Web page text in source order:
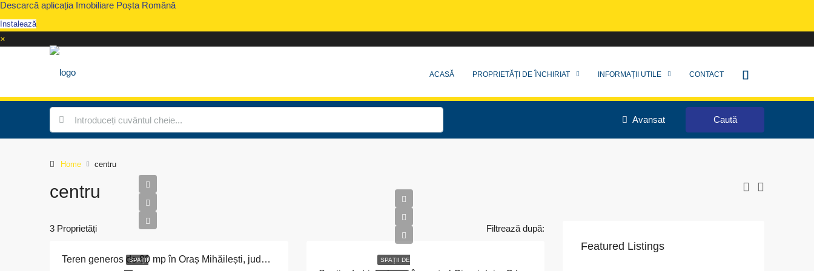
Descarcă aplicația Imobiliare Poșta Română
Instalează
×
ACASĂ PROPRIETĂȚI DE ÎNCHIRIAT INFORMAȚII UTILE CONTACT
Avansat Caută
Home centru
centru
3 Proprietăți Filtrează după:
SPAȚII Teren generos de 80 mp în Oraș Mihăilești, județul Giurgiu – Investiție ideală! SPAȚII DE
Featured Listings